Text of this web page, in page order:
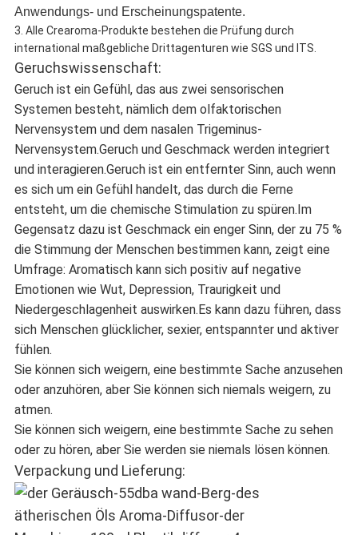
Anwendungs- und Erscheinungspatente.
3. Alle Crearoma-Produkte bestehen die Prüfung durch
international maßgebliche Drittagenturen wie SGS und ITS.
Geruchswissenschaft:
Geruch ist ein Gefühl, das aus zwei sensorischen
Systemen besteht, nämlich dem olfaktorischen
Nervensystem und dem nasalen Trigeminus-
Nervensystem.Geruch und Geschmack werden integriert
und interagieren.Geruch ist ein entfernter Sinn, auch wenn
es sich um ein Gefühl handelt, das durch die Ferne
entsteht, um die chemische Stimulation zu spüren.Im
Gegensatz dazu ist Geschmack ein enger Sinn, der zu 75 %
die Stimmung der Menschen bestimmen kann, zeigt eine
Umfrage: Aromatisch kann sich positiv auf negative
Emotionen wie Wut, Depression, Traurigkeit und
Niedergeschlagenheit auswirken.Es kann dazu führen, dass
sich Menschen glücklicher, sexier, entspannter und aktiver
fühlen.
Sie können sich weigern, eine bestimmte Sache anzusehen
oder anzuhören, aber Sie können sich niemals weigern, zu
atmen.
Sie können sich weigern, eine bestimmte Sache zu sehen
oder zu hören, aber Sie werden sie niemals lösen können.
Verpackung und Lieferung: